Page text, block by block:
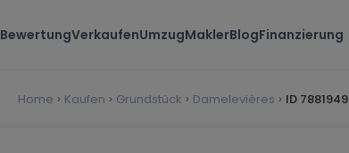
BewertungVerkaufenUmzugMaklerBlogFinanzierung
Home Kaufen Grundstück Damelevières ID 7881949